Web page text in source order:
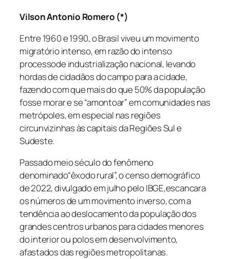
Vilson Antonio Romero (*)
Entre 1960 e 1990, o Brasil viveu um movimento
migratório intenso, em razão do intenso
processode industrialização nacional, levando
hordas de cidadãos do campo para a cidade,
fazendo com que mais do que 50% da população
fosse morar e se “amontoar” em comunidades nas
metrópoles, em especial nas regiões
circunvizinhas às capitais da Regiões Sul e
Sudeste.
Passado meio século do fenômeno
denominado“êxodo rural”, o censo demográfico
de 2022, divulgado em julho pelo IBGE,escancara
os números de um movimento inverso, com a
tendência ao deslocamento da população dos
grandes centros urbanos para cidades menores
do interior ou polos em desenvolvimento,
afastados das regiões metropolitanas.